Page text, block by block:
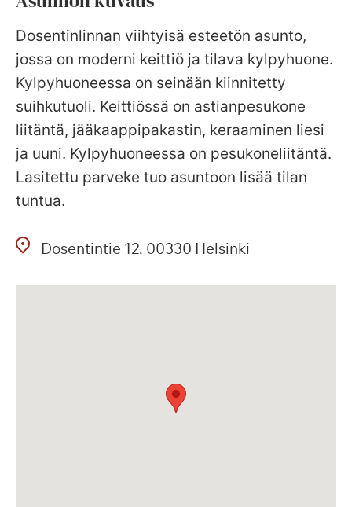
Dosentinlinnan viihtyisä esteetön asunto,
jossa on moderni keittiö ja tilava kylpyhuone.
Kylpyhuoneessa on seinään kiinnitetty
suihkutuoli. Keittiössä on astianpesukone
liitäntä, jääkaappipakastin, keraaminen liesi
ja uuni. Kylpyhuoneessa on pesukoneliitäntä.
Lasitettu parveke tuo asuntoon lisää tilan
tuntua.
Dosentintie 12 00330 Helsinki